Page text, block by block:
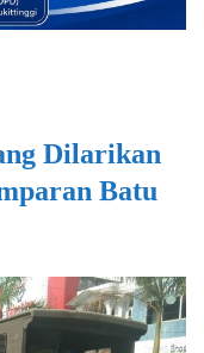
Dilarikan
Batu